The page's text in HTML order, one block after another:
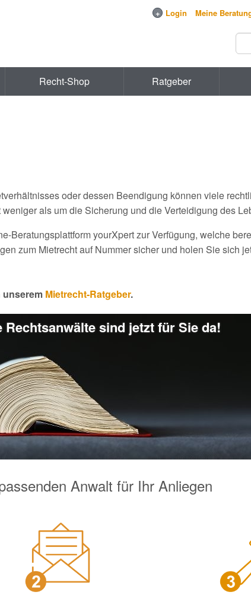
+ Login Meine
Recht-Shop Ratgeber
oder dessen Beendigung können viele
als um die Sicherung und die Verteidigung des
Beratungsplattform yourXpert zur Verfügung, welche
zum Mietrecht auf Nummer sicher und holen Sie sich
unserem Mietrecht-Ratgeber.
Rechtsanwälte sind jetzt für Sie da!
Anwalt für Ihr Anliegen